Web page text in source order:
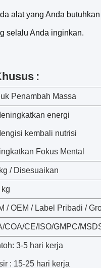
alat yang Anda
selalu Anda inginkan.
:
Penambah Massa
energi
kembali nutrisi
Fokus Mental
/ Disesuaikan
kg
/ OEM / Label Pribadi /
COA/CE/ISO/GMPC/
3-5 hari kerja
: 15-25 hari kerja